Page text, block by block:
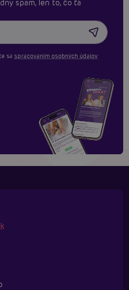
spam, len to, čo ťa
sa spracovaním osobných údajov